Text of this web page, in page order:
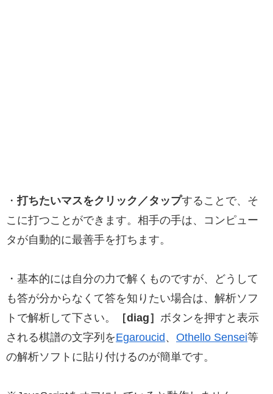
・打ちたいマスをクリック／タップすることで、そ
こに打つことができます。相手の手は、コンピュー
タが自動的に最善手を打ちます。
・基本的には自分の力で解くものですが、どうして
も答が分からなくて答を知りたい場合は、解析ソフ
トで解析して下さい。
［diag］ ボタンを押すと表示
される棋譜の文字列をEgaroucid、 Othello Sensei等
の解析ソフトに貼り付けるのが簡単です。